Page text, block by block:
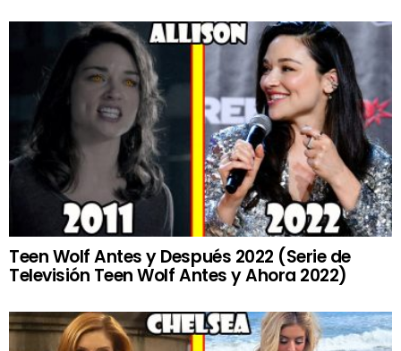
Teen Wolf Antes y Después 2022 (Serie de
Televisión Teen Wolf Antes y Ahora 2022)